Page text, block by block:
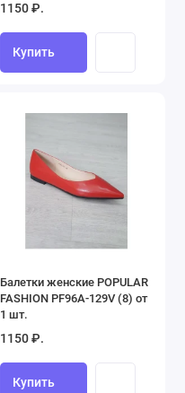
1150 ₽.
Купить
Балетки женские POPULAR
FASHION PF96A-129V (8) от
1 шт.
1150 ₽.
Купить